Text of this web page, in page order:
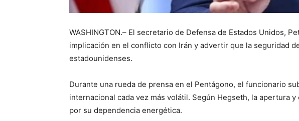
WASHINGTON.– El secretario de Defensa de Estados Unidos,
implicación en el conflicto con Irán y advertir que la seguridad
estadounidenses.
Durante una rueda de prensa en el Pentágono, el funcionario
internacional cada vez más volátil. Según Hegseth, la apertura
por su dependencia energética.